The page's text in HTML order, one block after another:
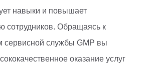
навыки и повышает
сотрудников. Обращаясь к
сервисной службы GMP вы
оказание услуг